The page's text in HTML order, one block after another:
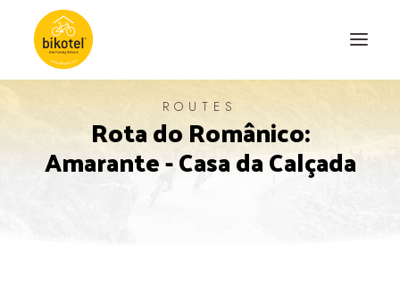
DESTINATIONS
ROUTES
Rota do Românico:
Amarante - Casa da Calçada